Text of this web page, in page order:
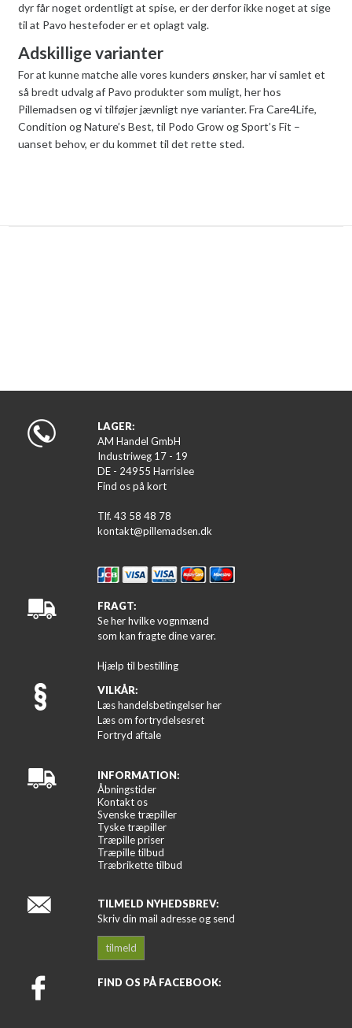
dyr får noget ordentligt at spise, er der derfor ikke noget at sige
til at Pavo hestefoder er et oplagt valg.
Adskillige varianter
For at kunne matche alle vores kunders ønsker, har vi samlet et
så bredt udvalg af Pavo produkter som muligt, her hos
Pillemadsen og vi tilføjer jævnligt nye varianter. Fra Care4Life,
Condition og Nature’s Best, til Podo Grow og Sport’s Fit –
uanset behov, er du kommet til det rette sted.
LAGER:
AM Handel GmbH
Industriweg 17 - 19
DE - 24955 Harrislee
Find os på kort
Tlf. 43 58 48 78
kontakt@pillemadsen.dk
FRAGT:
Se her hvilke vognmænd
som kan fragte dine varer.
Hjælp til bestilling
VILKÅR:
Læs handelsbetingelser her
Læs om fortrydelsesret
Fortryd aftale
INFORMATION:
Åbningstider
Kontakt os
Svenske træpiller
Tyske træpiller
Træpille priser
Træpille tilbud
Træbrikette tilbud
TILMELD NYHEDSBREV:
Skriv din mail adresse og send
tilmeld
FIND OS PÅ FACEBOOK: